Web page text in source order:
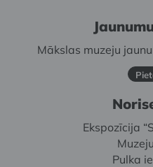
Mākslas muzeju
Ekspozīcija
Pulka